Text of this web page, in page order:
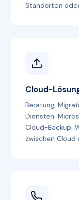
Standorten
Cloud-
Beratung,
Diensten:
Cloud-Backup.
zwischen Cloud